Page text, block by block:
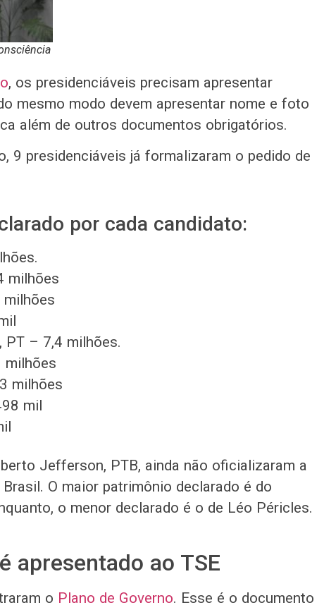
, os presidenciáveis precisam apresentar
mesmo modo devem apresentar nome e foto
além de outros documentos obrigatórios.
9 presidenciáveis já formalizaram o pedido de
por cada candidato:
milhões
PT – 7,4 milhões.
milhões
milhões
mil
Jefferson, PTB, ainda não oficializaram a
O maior patrimônio declarado é do
o menor declarado é o de Léo Péricles.
apresentado ao TSE
o Plano de Governo. Esse é o documento